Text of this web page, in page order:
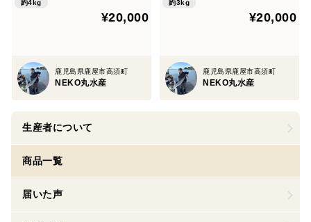
約4kg
¥20,000
鹿児島県鹿屋市高須町
NEKO丸水産
約3kg
¥20,000
鹿児島県鹿屋市高須町
NEKO丸水産
生産者について
商品一覧
届いた声